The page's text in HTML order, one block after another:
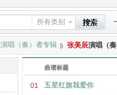
所有类别
演唱（奏）者专辑 张美辰演唱（
曲谱标题
01 五星红旗我爱你